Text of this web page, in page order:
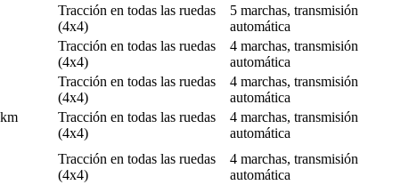
Tracción en todas las ruedas
(4x4)
5 marchas, transmisión
automática
Tracción en todas las ruedas
(4x4)
4 marchas, transmisión
automática
Tracción en todas las ruedas
(4x4)
4 marchas, transmisión
automática
Tracción en todas las ruedas
(4x4)
4 marchas, transmisión
automática
Tracción en todas las ruedas
(4x4)
4 marchas, transmisión
automática